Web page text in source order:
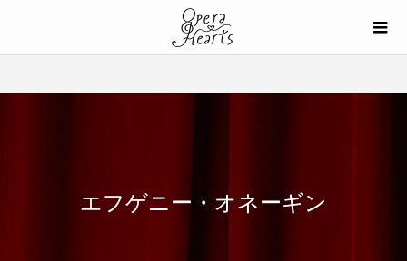
エフゲニー・オネーギン